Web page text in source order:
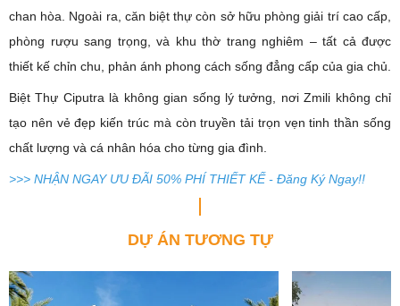
chan hòa. Ngoài ra, căn biệt thự còn sở hữu phòng giải trí cao cấp,
phòng rượu sang trọng, và khu thờ trang nghiêm – tất cả được
thiết kế chỉn chu, phản ánh phong cách sống đẳng cấp của gia chủ.
Biệt Thự Ciputra là không gian sống lý tưởng, nơi Zmili không chỉ
tạo nên vẻ đẹp kiến trúc mà còn truyền tải trọn vẹn tinh thần sống
chất lượng và cá nhân hóa cho từng gia đình.
>>> NHẬN NGAY ƯU ĐÃI 50% PHÍ THIẾT KẾ - Đăng Ký Ngay!!
DỰ ÁN TƯƠNG TỰ